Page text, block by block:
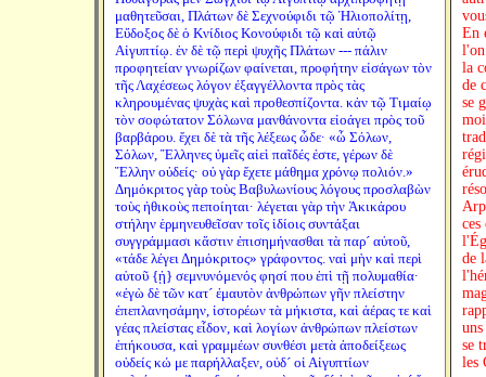
μαθητεῦσαι, Πλάτων δὲ Σεχνούφιδι τῷ Ἡλιοπολίτῃ,
Εὔδοξος δὲ ὁ Κνίδιος Κονούφιδι τῷ καὶ αὐτῷ
Αἰγυπτίῳ. ἐν δὲ τῷ περὶ ψυχῆς Πλάτων --- πάλιν
προφητείαν γνωρίζων φαίνεται, προφήτην εἰσάγων τὸν
τῆς Λαχέσεως λόγον ἐξαγγέλλοντα πρὸς τὰς
κληρουμένας ψυχὰς καὶ προθεσπίζοντα. κἀν τῷ Τιμαίῳ
τὸν σοφώτατον Σόλωνα μανθάνοντα εἰοάγει πρὸς τοῦ
βαρβάρου. ἔχει δὲ τὰ τῆς λέξεως ὧδε· «ὦ Σόλων,
Σόλων, Ἕλληνες ὑμεῖς αἰεὶ παῖδές ἐστε, γέρων δὲ
Ἕλλην οὐδείς· οὐ γὰρ ἔχετε μάθημα χρόνῳ πολιόν.»
Δημόκριτος γὰρ τοὺς Βαβυλωνίους λόγους προσλαβὼν
τοὺς ἠθικοὺς πεποίηται· λέγεται γὰρ τὴν Ἀκικάρου
στήλην ἑρμηνευθεῖσαν τοῖς ἰδίοις συντάξαι
συγγράμμασι κἄστιν ἐπισημήνασθαι τὰ παρ´ αὐτοῦ,
«τάδε λέγει Δημόκριτος» γράφοντος. ναὶ μὴν καὶ περὶ
αὑτοῦ {ᾑ} σεμνυνόμενός φησί που ἐπὶ τῇ πολυμαθία·
«ἐγὼ δὲ τῶν κατ´ ἐμαυτὸν ἀνθρώπων γῆν πλείστην
ἐπεπλανησάμην, ἱστορέων τὰ μήκιστα, καὶ ἀέρας τε καὶ
γέας πλείστας εἶδον, καὶ λογίων ἀνθρώπων πλείστων
ἐπήκουσα, καὶ γραμμέων συνθέσι μετὰ ἀποδείξεως
οὐδείς κώ με παρήλλαξεν, οὐδ´ οἱ Αἰγυπτίων